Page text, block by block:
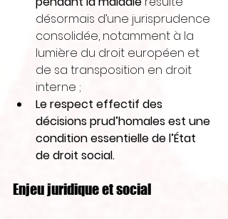
désormais d’une jurisprudence
consolidée, notamment à la
lumière du droit européen et
de sa transposition en droit
interne ;
Le respect effectif des
décisions prud’homales est une
condition essentielle de l’État
de droit social.
Enjeu juridique et social